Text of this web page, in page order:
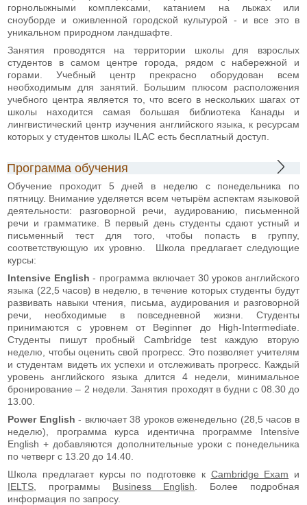
горнолыжными комплексами, катанием на лыжах или
сноуборде и оживленной городской культурой - и все это в
уникальном природном ландшафте.
Занятия проводятся на территории школы для взрослых
студентов в самом центре города, рядом с набережной и
горами. Учебный центр прекрасно оборудован всем
необходимым для занятий. Большим плюсом расположения
учебного центра является то, что всего в нескольких шагах от
школы находится самая большая библиотека Канады и
лингвистический центр изучения английского языка, к ресурсам
которых у студентов школы ILAC есть бесплатный доступ.
Программа обучения
Обучение проходит 5 дней в неделю с понедельника по
пятницу. Внимание уделяется всем четырём аспектам языковой
деятельности: разговорной речи, аудированию, письменной
речи и грамматике. В первый день студенты сдают устный и
письменный тест для того, чтобы попасть в группу,
соответствующую их уровню. Школа предлагает следующие
курсы:
Intensive English - программа включает 30 уроков английского
языка (22,5 часов) в неделю, в течение которых студенты будут
развивать навыки чтения, письма, аудирования и разговорной
речи, необходимые в повседневной жизни. Студенты
принимаются с уровнем от Beginner до High-Intermediate.
Студенты пишут пробный Cambridge test каждую вторую
неделю, чтобы оценить свой прогресс. Это позволяет учителям
и студентам видеть их успехи и отслеживать прогресс. Каждый
уровень английского языка длится 4 недели, минимальное
бронирование – 2 недели. Занятия проходят в будни с 08.30 до
13.00.
Power English - включает 38 уроков еженедельно (28,5 часов в
неделю), программа курса идентична программе Intensive
English + добавляются дополнительные уроки с понедельника
по четверг с 13.20 до 14.40.
Школа предлагает курсы по подготовке к Cambridge Exam и
IELTS , программы Business English . Более подробная
информация по запросу.